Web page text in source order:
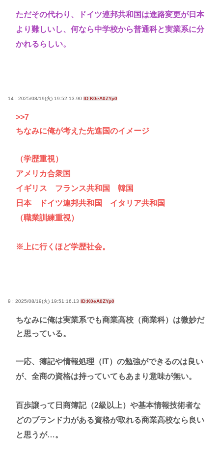
ただその代わり、ドイツ連邦共和国は進路変更が日本
より難しいし、何なら中学校から普通科と実業系に分
かれるらしい。
14 : 2025/08/19(火) 19:52:13.90 ID:K0eA0ZYp0
>>7
ちなみに俺が考えた先進国のイメージ
（学歴重視）
アメリカ合衆国
イギリス フランス共和国 韓国
日本 ドイツ連邦共和国 イタリア共和国
（職業訓練重視）
※上に行くほど学歴社会。
9 : 2025/08/19(火) 19:51:16.13 ID:K0eA0ZYp0
ちなみに俺は実業系でも商業高校（商業科）は微妙だ
と思っている。
一応、簿記や情報処理（IT）の勉強ができるのは良い
が、全商の資格は持っていてもあまり意味が無い。
百歩譲って日商簿記（2級以上）や基本情報技術者な
どのブランド力がある資格が取れる商業高校なら良い
と思うが…。